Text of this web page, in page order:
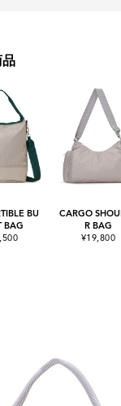
BU
BAG
CARGO
R BAG
¥19,800